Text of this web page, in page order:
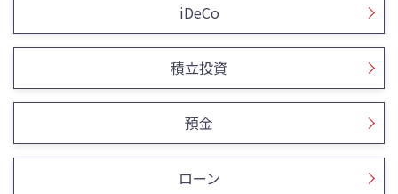
iDeCo
積立投資
預金
ローン